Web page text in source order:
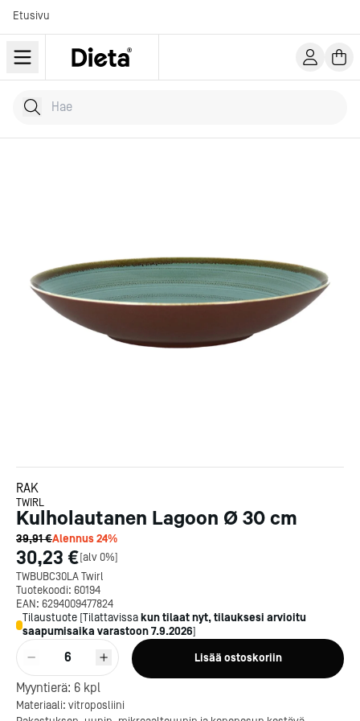
Etusivu
Hae tuotteita
Kirjoita hakusana...
RAK
TWIRL
Kulholautanen Lagoon Ø 30 cm
39,91 €Alennus24%
30,23 €[alv 0%]
TWBUBC30LA Twirl
Tuotekoodi: 60194
EAN: 6294009477824
Tilaustuote [Tilattavissa kun tilaat nyt, tilauksesi arvioitu
saapumisaika varastoon7.9.2026]
6 Lisää ostoskoriin
Myyntierä: 6 kpl
Materiaali: vitroposliini
Kotipizza on vuonna 1987
perustettu yritys, jolla on yli
300 ravintolaa eri puolella